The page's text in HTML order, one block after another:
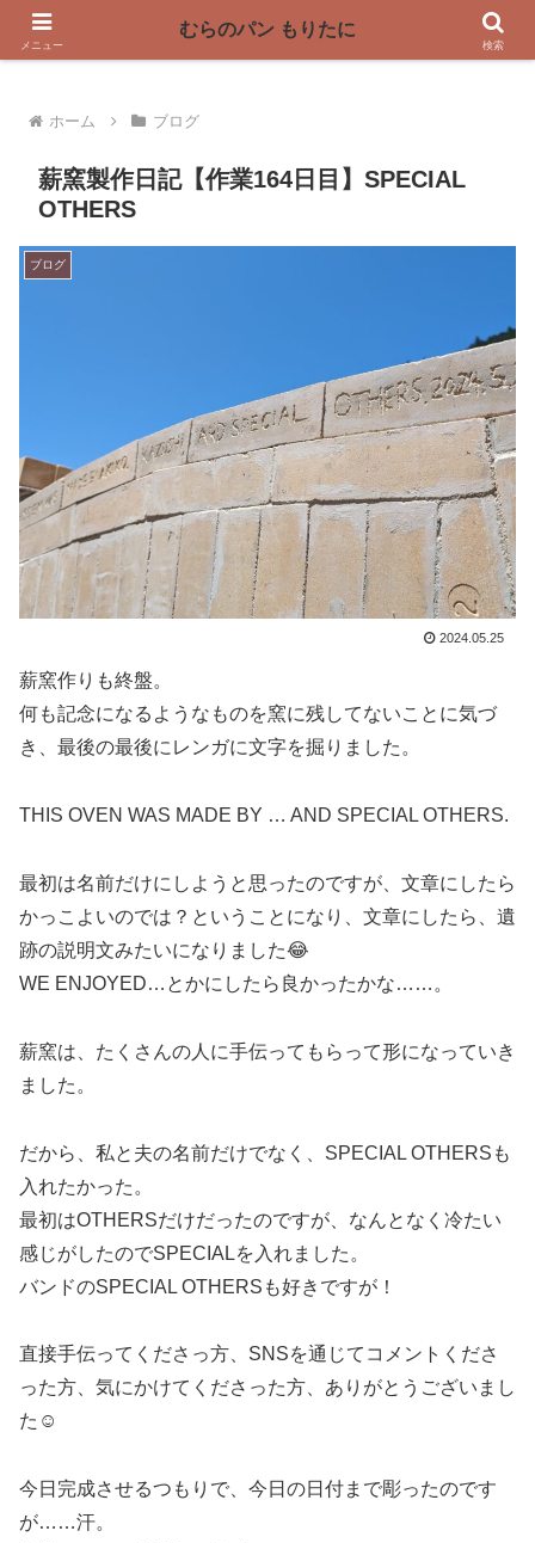
〜奈良県曽爾村の薪窯パン屋〜
ホーム ブログ
薪窯製作日記【作業164日目】SPECIAL
OTHERS
ブログ
2024.05.25
薪窯作りも終盤。
何も記念になるようなものを窯に残してないことに気づ
き、最後の最後にレンガに文字を掘りました。
THIS OVEN WAS MADE BY … AND SPECIAL OTHERS.
最初は名前だけにしようと思ったのですが、文章にしたら
かっこよいのでは？ということになり、文章にしたら、遺
跡の説明文みたいになりました😂
WE ENJOYED…とかにしたら良かったかな……。
薪窯は、たくさんの人に手伝ってもらって形になっていき
ました。
だから、私と夫の名前だけでなく、SPECIAL OTHERSも
入れたかった。
最初はOTHERSだけだったのですが、なんとなく冷たい
感じがしたのでSPECIALを入れました。
バンドのSPECIAL OTHERSも好きですが！
直接手伝ってくださっ方、SNSを通じてコメントくださ
った方、気にかけてくださった方、ありがとうございまし
た☺
今日完成させるつもりで、今日の日付まで彫ったのです
が……汗。
メニュー
むらのパン もりたに
検索